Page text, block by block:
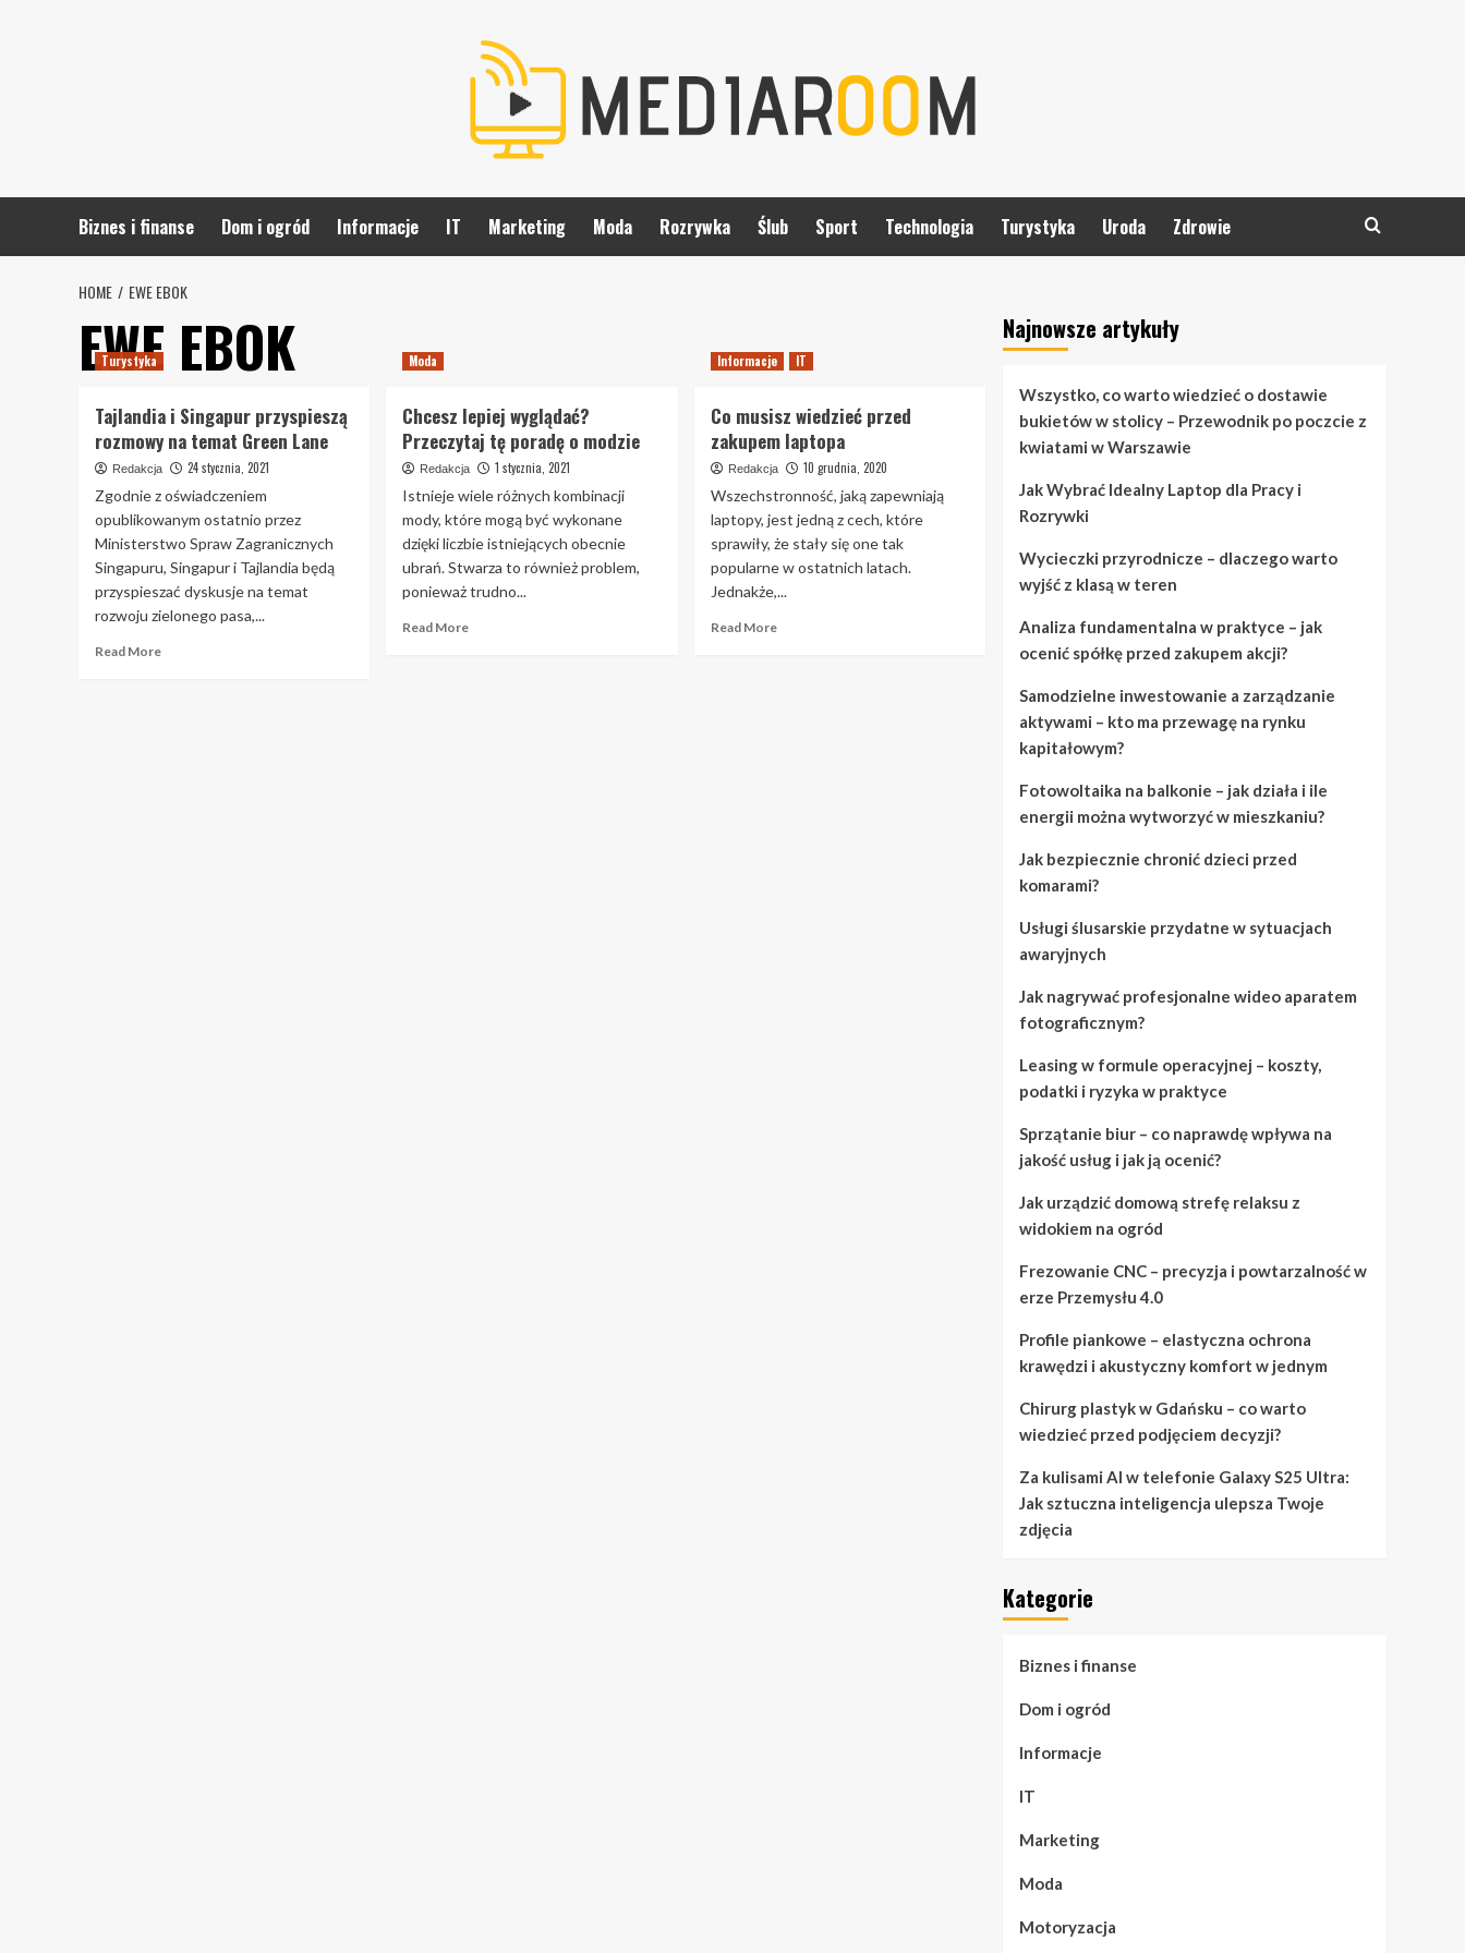
Biznes i finanse Dom i ogród Informacje IT Marketing Moda Rozrywka Ślub Sport Technologia Turystyka Uroda Zdrowie
HOME EWE EBOK
EWE EBOK
Turystyka
Tajlandia i Singapur przyspieszą
rozmowy na temat Green Lane
Redakcja 24 stycznia, 2021
Zgodnie z oświadczeniem
opublikowanym ostatnio przez
Ministerstwo Spraw Zagranicznych
Singapuru, Singapur i Tajlandia będą
przyspieszać dyskusje na temat
rozwoju zielonego pasa,...
Read MoreRead
Moda
Chcesz lepiej wyglądać?
Przeczytaj tę poradę o modzie
Redakcja 1 stycznia, 2021
Istnieje wiele różnych kombinacji
mody, które mogą być wykonane
dzięki liczbie istniejących obecnie
ubrań. Stwarza to również problem,
ponieważ trudno...
Read MoreRead
Informacje IT
Co musisz wiedzieć przed
zakupem laptopa
Redakcja 10 grudnia, 2020
Wszechstronność, jaką zapewniają
laptopy, jest jedną z cech, które
sprawiły, że stały się one tak
popularne w ostatnich latach.
Jednakże,...
Read MoreRead
Najnowsze artykuły
Wszystko, co warto wiedzieć o dostawie
bukietów w stolicy – Przewodnik po poczcie z
kwiatami w Warszawie
Jak Wybrać Idealny Laptop dla Pracy i
Rozrywki
Wycieczki przyrodnicze – dlaczego warto
wyjść z klasą w teren
Analiza fundamentalna w praktyce – jak
ocenić spółkę przed zakupem akcji?
Samodzielne inwestowanie a zarządzanie
aktywami – kto ma przewagę na rynku
kapitałowym?
Fotowoltaika na balkonie – jak działa i ile
energii można wytworzyć w mieszkaniu?
Jak bezpiecznie chronić dzieci przed
komarami?
Usługi ślusarskie przydatne w sytuacjach
awaryjnych
Jak nagrywać profesjonalne wideo aparatem
fotograficznym?
Leasing w formule operacyjnej – koszty,
podatki i ryzyka w praktyce
Sprzątanie biur – co naprawdę wpływa na
jakość usług i jak ją ocenić?
Jak urządzić domową strefę relaksu z
widokiem na ogród
Frezowanie CNC – precyzja i powtarzalność w
erze Przemysłu 4.0
Profile piankowe – elastyczna ochrona
krawędzi i akustyczny komfort w jednym
Chirurg plastyk w Gdańsku – co warto
wiedzieć przed podjęciem decyzji?
Za kulisami AI w telefonie Galaxy S25 Ultra:
Jak sztuczna inteligencja ulepsza Twoje
zdjęcia
Kategorie
Biznes i finanse
Dom i ogród
Informacje
IT
Marketing
Moda
Motoryzacja